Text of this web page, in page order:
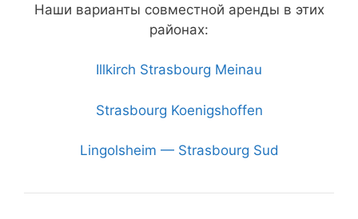
Наши варианты совместной аренды в этих
районах:
Illkirch Strasbourg Meinau
Strasbourg Koenigshoffen
Lingolsheim — Strasbourg Sud